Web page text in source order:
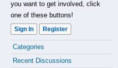
you want to get involved, click
one of these buttons!
Sign In Register
Quick
Links
Categories
Recent Discussions